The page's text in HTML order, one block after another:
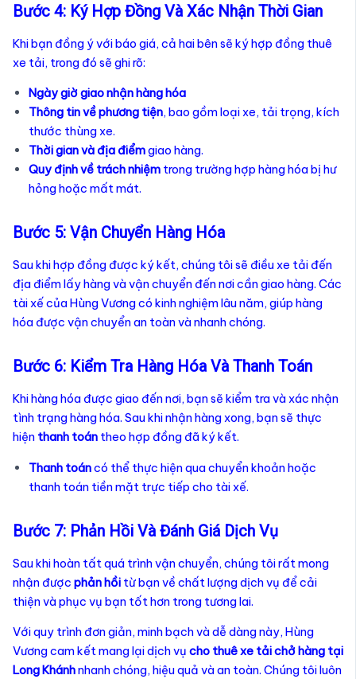
Bước 4: Ký Hợp Đồng Và Xác Nhận Thời Gian
Khi bạn đồng ý với báo giá, cả hai bên sẽ ký hợp đồng thuê
xe tải, trong đó sẽ ghi rõ:
Ngày giờ giao nhận hàng hóa
Thông tin về phương tiện, bao gồm loại xe, tải trọng, kích
thước thùng xe.
Thời gian và địa điểmgiao hàng.
Quy định về trách nhiệmtrong trường hợp hàng hóa bị hư
hỏng hoặc mất mát.
Bước 5: Vận Chuyển Hàng Hóa
Sau khi hợp đồng được ký kết, chúng tôi sẽ điều xe tải đến
địa điểm lấy hàng và vận chuyển đến nơi cần giao hàng. Các
tài xế của Hùng Vương có kinh nghiệm lâu năm, giúp hàng
hóa được vận chuyển an toàn và nhanh chóng.
Bước 6: Kiểm Tra Hàng Hóa Và Thanh Toán
Khi hàng hóa được giao đến nơi, bạn sẽ kiểm tra và xác nhận
tình trạng hàng hóa. Sau khi nhận hàng xong, bạn sẽ thực
hiện thanh toántheo hợp đồng đã ký kết.
Thanh toáncó thể thực hiện qua chuyển khoản hoặc
thanh toán tiền mặt trực tiếp cho tài xế.
Bước 7: Phản Hồi Và Đánh Giá Dịch Vụ
Sau khi hoàn tất quá trình vận chuyển, chúng tôi rất mong
nhận được phản hồitừ bạn về chất lượng dịch vụ để cải
thiện và phục vụ bạn tốt hơn trong tương lai.
Với quy trình đơn giản, minh bạch và dễ dàng này, Hùng
Vương cam kết mang lại dịch vụ cho thuê xe tải chở hàng tại
Long Khánhnhanh chóng, hiệu quả và an toàn. Chúng tôi luôn